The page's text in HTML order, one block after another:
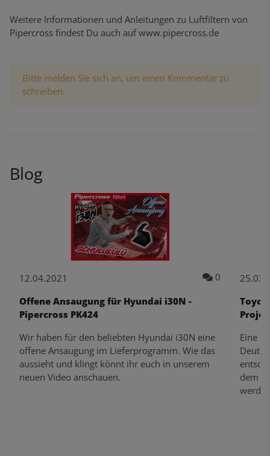
Weitere Informationen und Anleitungen zu Luftfiltern von
Pipercross findest Du auch aufwww.pipercross.de
x
Bitte melden Sie sich an, um einen Kommentar zu
schreiben.
Blog
Kommentare zum Artikel Pipercross fährt - Hyundai i20N Test |
12.04.2021 0
Offene Ansaugung für Hyundai i30N -
Pipercross PK424
Wir haben für den beliebten Hyundai i30N eine
offene Ansaugung im Lieferprogramm. Wie das
aussieht und klingt könnt ihr euch in unserem
neuen Video anschauen.
Eine
dem